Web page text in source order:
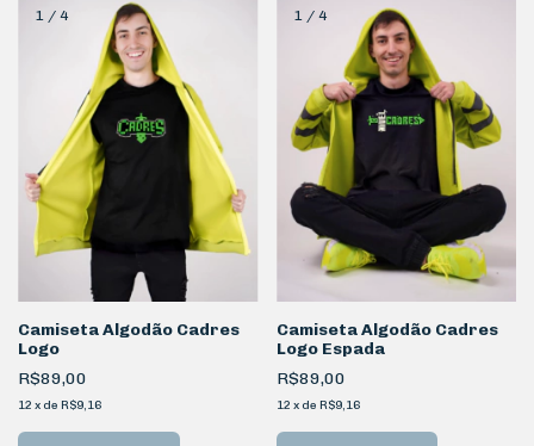
1 / 4
Camiseta Algodão Cadres
Logo
R$89,00
12 x de R$9,16
1 / 4
Camiseta Algodão Cadres
Logo Espada
R$89,00
12 x de R$9,16